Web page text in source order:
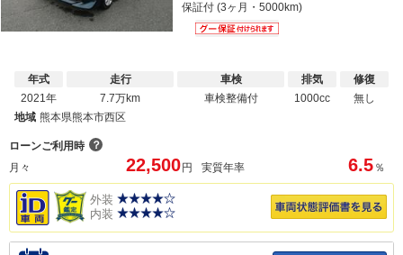
保証付 (3ヶ月・5000km)
年式
2021年
走行
7.7万km
車検
車検整備付
排気
1000cc
修復
無し
地域 熊本県熊本市西区
ローンご利用時 ？
月々
22,500 円 実質年率 6.5 ％
外装
内装